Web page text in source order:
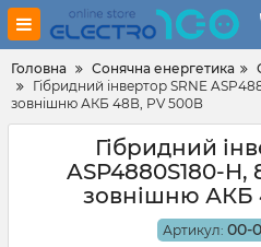
Головна Сонячна енергетика
Гібридний інвертор SRNE
зовнішню АКБ 48В, PV 500В
Гібридний
ASP4880S180-H,
зовнішню АКБ
Артикул: 00-